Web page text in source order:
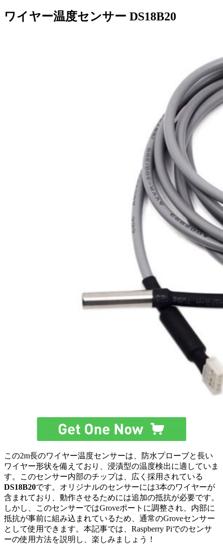
ワイヤー温度センサー DS18B20
この2m長のワイヤー温度センサーは、防水プローブと長い
ワイヤー形状を備えており、浸漬型の温度検出に適していま
す。このセンサー内部のチップは、広く採用されている
DS18B20です。オリジナルのセンサーには3本のワイヤーが
含まれており、動作させるためには追加の抵抗が必要です。
しかし、このセンサーではGroveポートに調整され、内部に
抵抗が事前に組み込まれているため、通常のGroveセンサー
として使用できます。本記事では、Raspberry Piでのセンサ
ーの使用方法を説明し、楽しみましょう！